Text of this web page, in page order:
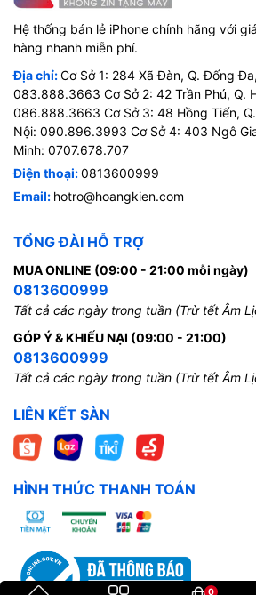
Hệ thống bán lẻ iPhone chính hãng với
hàng nhanh miễn phí.
Địa chỉ:Cơ Sở 1: 284 Xã Đàn, Q. Đống
083.888.3663 Cơ Sở 2: 42 Trần Phú, Q.
086.888.3663 Cơ Sở 3: 48 Hồng Tiến,
Nội: 090.896.3993 Cơ Sở 4: 403 Ngô
Minh: 0707.678.707
Điện thoại:0813600999
Email: hotro@hoangkien.com
TỔNG ĐÀI HỖ TRỢ
MUA ONLINE (09:00 - 21:00 mỗi ngày)
0813600999
Tất cả các ngày trong tuần (Trừ tết Âm
GÓP Ý & KHIẾU NẠI (09:00 - 21:00)
0813600999
Tất cả các ngày trong tuần (Trừ tết Âm
LIÊN KẾT SÀN
HÌNH THỨC THANH TOÁN
0